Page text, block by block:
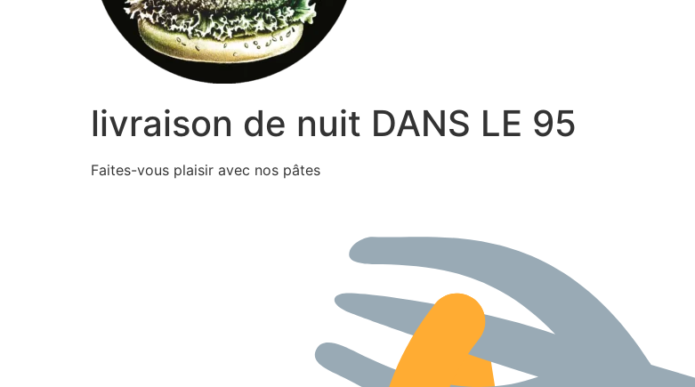
livraison de nuit DANS LE 95
Faites-vous plaisir avec nos pâtes